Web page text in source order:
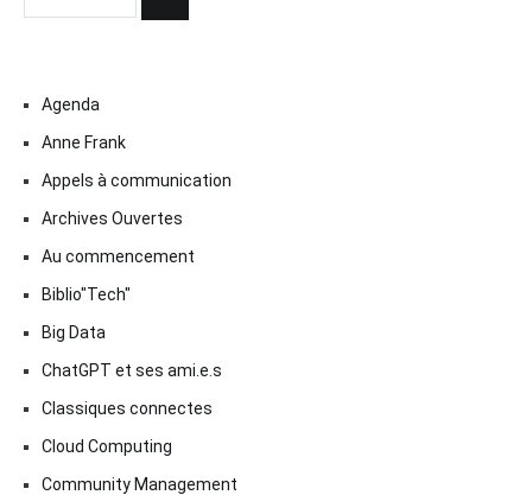
Agenda
Anne Frank
Appels à communication
Archives Ouvertes
Au commencement
Biblio"Tech"
Big Data
ChatGPT et ses ami.e.s
Classiques connectes
Cloud Computing
Community Management